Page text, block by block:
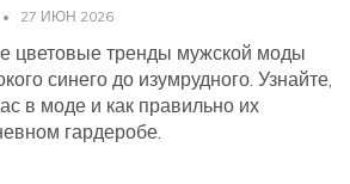
27 ИЮН 2026
цветовые тренды мужской моды
синего до изумрудного. Узнайте,
в моде и как правильно их
гардеробе.